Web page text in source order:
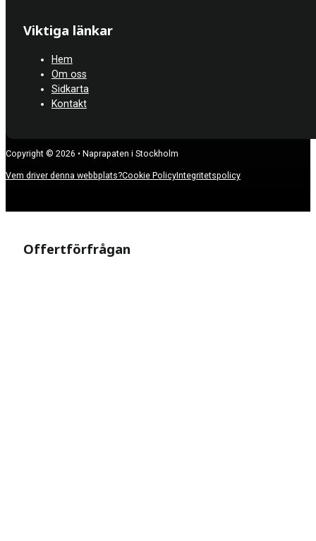
Viktiga länkar
Hem
Om oss
Sidkarta
Kontakt
Copyright © 2026 • Naprapaten i Stockholm
Vem driver denna webbplats?Cookie PolicyIntegritetspolicy
Offertförfrågan